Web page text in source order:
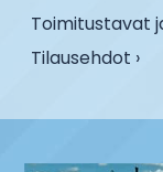
Toimitustavat
Tilausehdot ›